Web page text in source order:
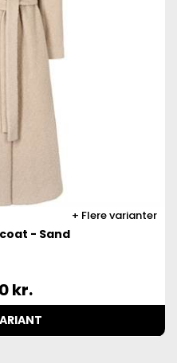
Flere varianter
- Sand
kr.